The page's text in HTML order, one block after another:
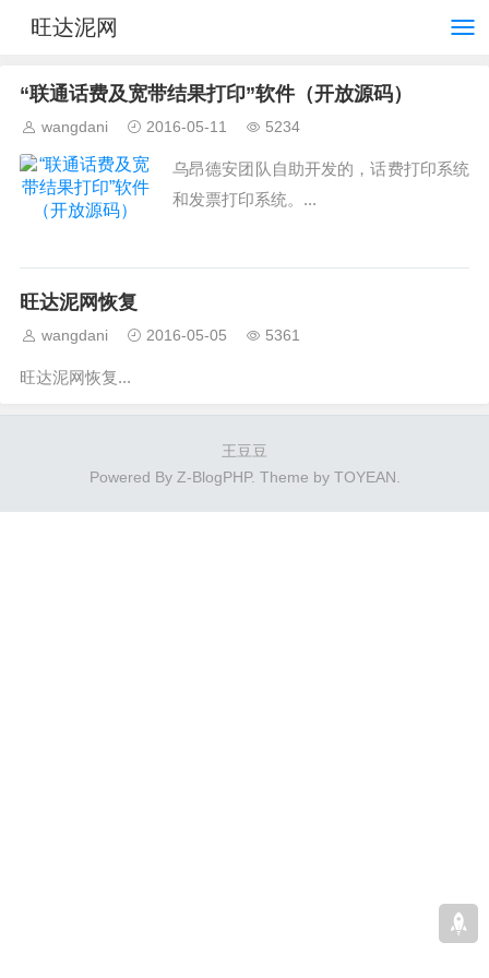
旺达泥网
“联通话费及宽带结果打印”软件（开放源码）
wangdani 2016-05-11 5234
乌昂德安团队自助开发的，话费打印系统
和发票打印系统。...
旺达泥网恢复
wangdani 2016-05-05 5361
旺达泥网恢复...
王豆豆
Powered By Z-BlogPHP. Theme by TOYEAN